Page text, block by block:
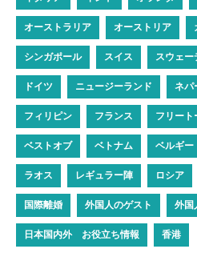
オーストラリア オーストリア
シンガポール スイス スウェー
ドイツ ニュージーランド ネパ
フィリピン フランス フリート
ベストオブ ベトナム ベルギー
ラオス レギュラー陣 ロシア
国際離婚 外国人のゲスト 外国
日本国内外 お役立ち情報 香港